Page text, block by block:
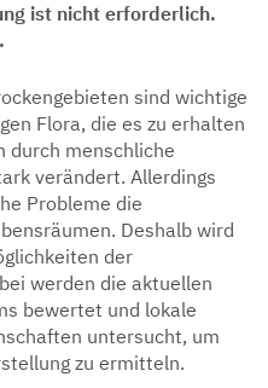
ist nicht erforderlich.
sind wichtige
Flora, die es zu erhalten
durch menschliche
verändert. Allerdings
Probleme die
Deshalb wird
der
werden die aktuellen
bewertet und lokale
untersucht, um
zu ermitteln.